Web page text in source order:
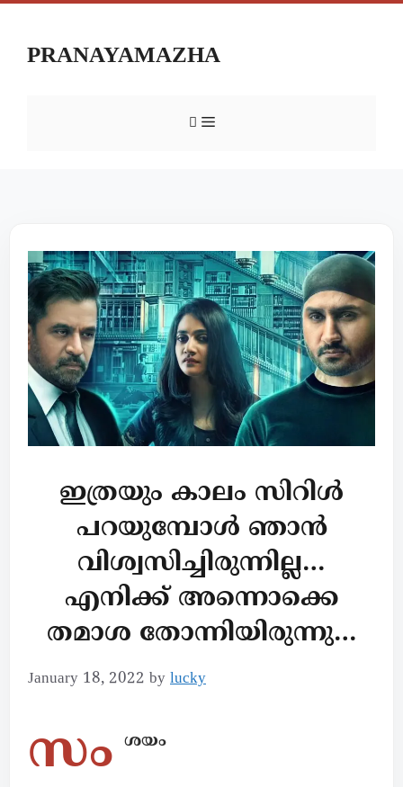
PRANAYAMAZHA
ഇത്രയും കാലം സിറിൾ
പറയുമ്പോൾ ഞാൻ
വിശ്വസിച്ചിരുന്നില്ല…
എനിക്ക് അന്നൊക്കെ
തമാശ തോന്നിയിരുന്നു…
January 18, 2022 by lucky
സം ശയം